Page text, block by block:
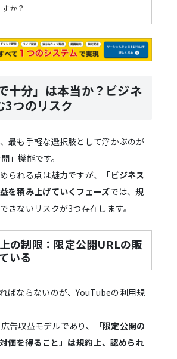
か？
十分」は本当か？ビジネ
3つのリスク
最も手軽な選択肢として浮かぶのが
」機能です。
られる点は魅力ですが、
「ビジネス
を積み上げていくフェーズでは、規
きないリスクが3つ存在します。
上の制限：限定公開URLの販
いる
ばならないのが、YouTubeの利用規
告収益モデルであり、
「限定公開の
価を得ること」は規約上、認められ